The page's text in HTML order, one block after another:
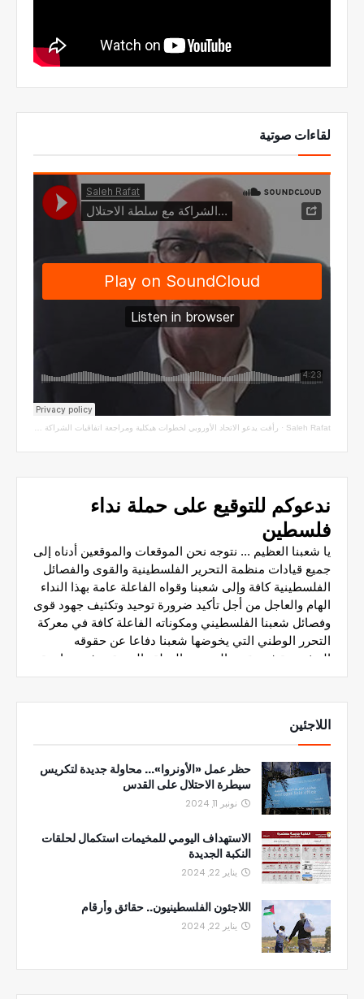
لقاءات صوتية
Saleh Rafat
· رأفت يدعو الاتحاد الأوروبي لخطوات هيكلية ومراجعة اتفاقيات الشراكة مع سلطة الاحتلال
اللاجئين
حظر عمل «الأونروا»... محاولة جديدة لتكريس
سيطرة الاحتلال على القدس
نونبر 11, 2024
الاستهداف اليومي للمخيمات استكمال لحلقات
النكبة الجديدة
يناير 22, 2024
اللاجئون الفلسطينيون.. حقائق وأرقام
يناير 22, 2024